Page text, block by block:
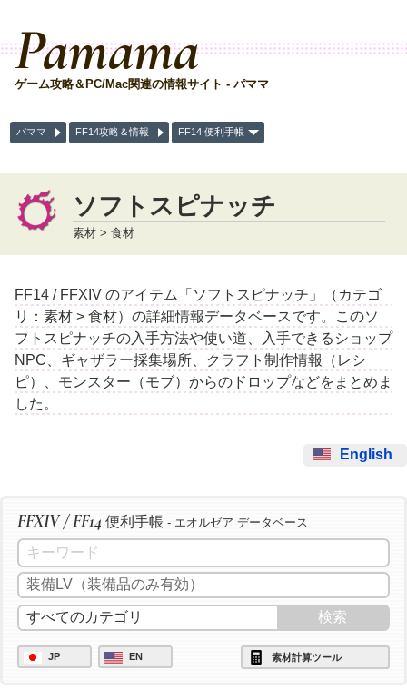
Pamama
ゲーム攻略＆PC/Mac関連の情報サイト - パママ
パママ FF14攻略＆情報 FF14 便利手帳
ソフトスピナッチ
素材 > 食材
FF14 / FFXIV のアイテム「ソフトスピナッチ」（カテゴ
リ：素材 > 食材）の詳細情報データベースです。このソ
フトスピナッチの入手方法や使い道、入手できるショップ
NPC、ギャザラー採集場所、クラフト制作情報（レシ
ピ）、モンスター（モブ）からのドロップなどをまとめま
した。
English
FFXIV / FF14 便利手帳 - エオルゼア データベース
JP EN 素材計算ツール